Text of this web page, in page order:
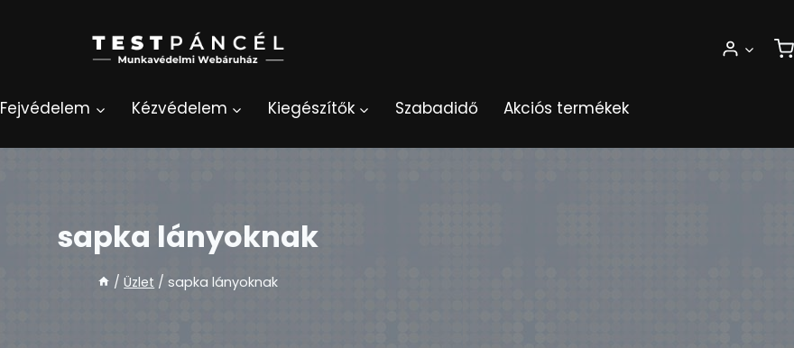
Fejvédelem Kézvédelem Kiegészítők Szabadidő Akciós termékek
sapka lányoknak
/ Üzlet / sapka lányoknak